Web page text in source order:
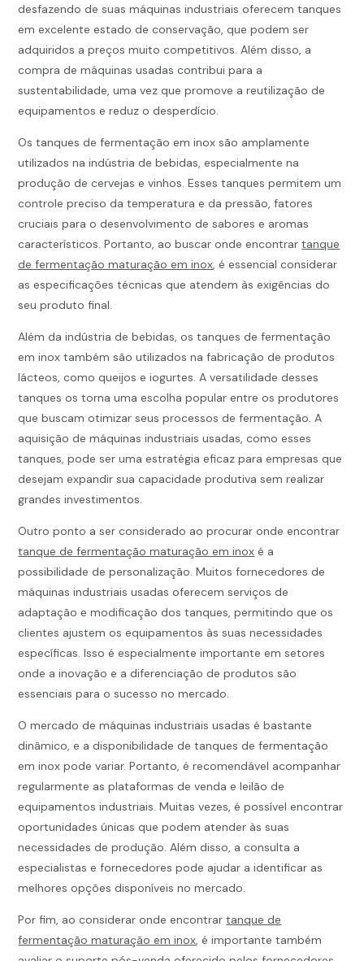
desfazendo de suas máquinas industriais oferecem tanques
em excelente estado de conservação, que podem ser
adquiridos a preços muito competitivos. Além disso, a
compra de máquinas usadas contribui para a
sustentabilidade, uma vez que promove a reutilização de
equipamentos e reduz o desperdício.
Os tanques de fermentação em inox são amplamente
utilizados na indústria de bebidas, especialmente na
produção de cervejas e vinhos. Esses tanques permitem um
controle preciso da temperatura e da pressão, fatores
cruciais para o desenvolvimento de sabores e aromas
característicos. Portanto, ao buscar onde encontrartanque
de fermentação maturação em inox, é essencial considerar
as especificações técnicas que atendem às exigências do
seu produto final.
Além da indústria de bebidas, os tanques de fermentação
em inox também são utilizados na fabricação de produtos
lácteos, como queijos e iogurtes. A versatilidade desses
tanques os torna uma escolha popular entre os produtores
que buscam otimizar seus processos de fermentação. A
aquisição de máquinas industriais usadas, como esses
tanques, pode ser uma estratégia eficaz para empresas que
desejam expandir sua capacidade produtiva sem realizar
grandes investimentos.
Outro ponto a ser considerado ao procurar onde encontrar
tanque de fermentação maturação em inox é a
possibilidade de personalização. Muitos fornecedores de
máquinas industriais usadas oferecem serviços de
adaptação e modificação dos tanques, permitindo que os
clientes ajustem os equipamentos às suas necessidades
específicas. Isso é especialmente importante em setores
onde a inovação e a diferenciação de produtos são
essenciais para o sucesso no mercado.
O mercado de máquinas industriais usadas é bastante
dinâmico, e a disponibilidade de tanques de fermentação
em inox pode variar. Portanto, é recomendável acompanhar
regularmente as plataformas de venda e leilão de
equipamentos industriais. Muitas vezes, é possível encontrar
oportunidades únicas que podem atender às suas
necessidades de produção. Além disso, a consulta a
especialistas e fornecedores pode ajudar a identificar as
melhores opções disponíveis no mercado.
Por fim, ao considerar onde encontrartanque de
fermentação maturação em inox, é importante também